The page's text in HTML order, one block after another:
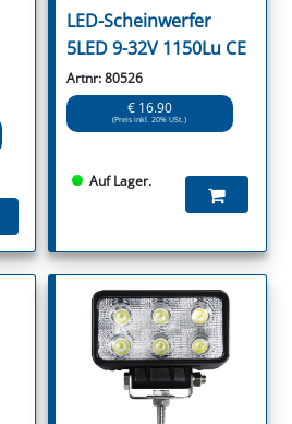
LED-Scheinwerfer
5LED 9-32V 1150Lu CE
Artnr: 80526
€ 16.90
(Preis inkl. 20% USt.)
Auf Lager.